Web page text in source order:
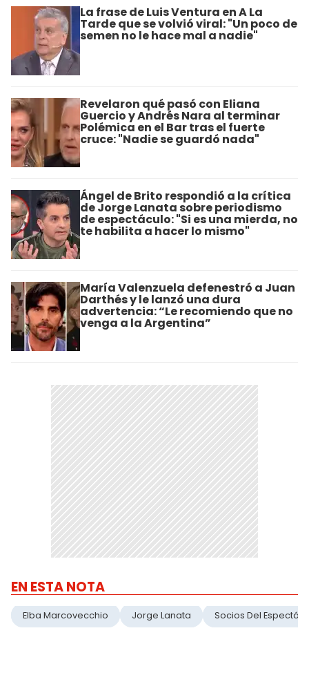
La frase de Luis Ventura en A La
Tarde que se volvió viral: "Un poco de
semen no le hace mal a nadie"
Revelaron qué pasó con Eliana
Guercio y Andrés Nara al terminar
Polémica en el Bar tras el fuerte
cruce: "Nadie se guardó nada"
Ángel de Brito respondió a la crítica
de Jorge Lanata sobre periodismo
de espectáculo: "Si es una mierda, no
te habilita a hacer lo mismo"
María Valenzuela defenestró a Juan
Darthés y le lanzó una dura
advertencia: “Le recomiendo que no
venga a la Argentina”
EN ESTA NOTA
Elba Marcovecchio Jorge Lanata Socios Del